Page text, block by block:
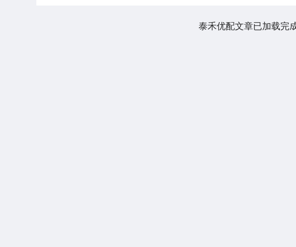
泰禾优配文章已加载完